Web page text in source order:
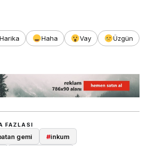
Harika Haha Vay
Üzgün
FAZLASI
gemi #inkum